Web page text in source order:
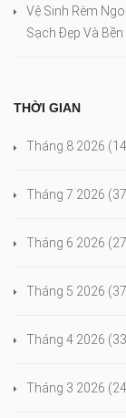
Vệ Sinh Rèm
Sạch Đẹp Và Bền
THỜI GIAN
Tháng 8 2026
Tháng 7 2026
Tháng 6 2026
Tháng 5 2026
Tháng 4 2026
Tháng 3 2026